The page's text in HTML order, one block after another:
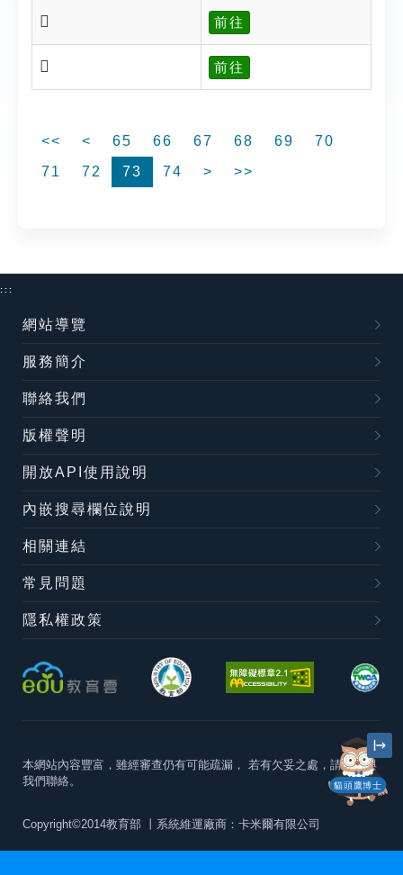
𥍏 前往
𥍓 前往
<< < 65 66 67 68 69
70
71
72 73 74 > >>
貓頭鷹博士
:::
網站導覽
服務簡介
聯絡我們
版權聲明
開放API使用說明
內嵌搜尋欄位說明
相關連結
常見問題
隱私權政策
本網站內容豐富，雖經審查仍有可能疏漏， 若有欠妥之處，請隨時與
我們聯絡。
Copyright©2014教育部 丨系統維運廠商：卡米爾有限公司